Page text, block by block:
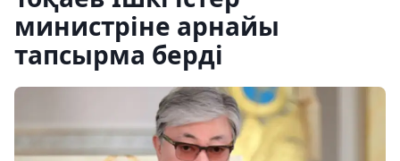
министріне арнайы
тапсырма берді